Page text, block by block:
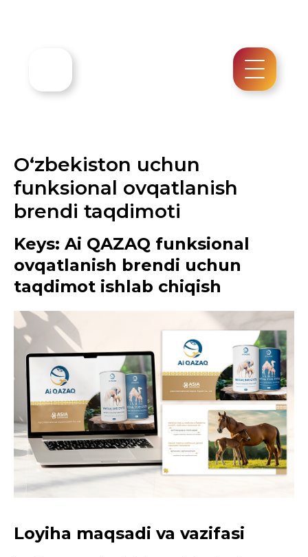
O‘zbekiston uchun
funksional ovqatlanish
brendi taqdimoti
Keys: Ai QAZAQ funksional
ovqatlanish brendi uchun
taqdimot ishlab chiqish
Loyiha maqsadi va vazifasi